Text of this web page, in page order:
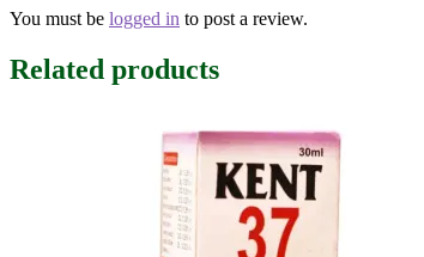
You must be logged in to post a review.
Related products